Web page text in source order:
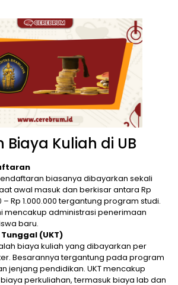
Biaya Kuliah di UB
biasanya dibayarkan sekali
awal masuk dan berkisar antara Rp
– Rp 1.000.000 tergantung program studi.
mencakup administrasi penerimaan
baru.
(UKT)
biaya kuliah yang dibayarkan per
Besarannya tergantung pada program
jenjang pendidikan. UKT mencakup
perkuliahan, termasuk biaya lab dan